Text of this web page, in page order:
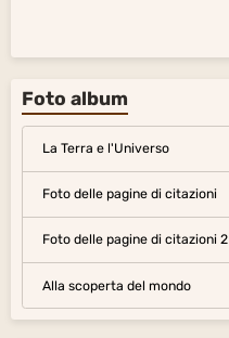
Foto album
La Terra e l'Universo
Foto delle pagine di citazioni
Foto delle pagine di citazioni 2
Alla scoperta del mondo